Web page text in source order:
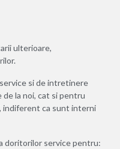
ulterioare,
si de intretinere
la noi, cat si pentru
indiferent ca sunt interni
doritorilor service pentru: